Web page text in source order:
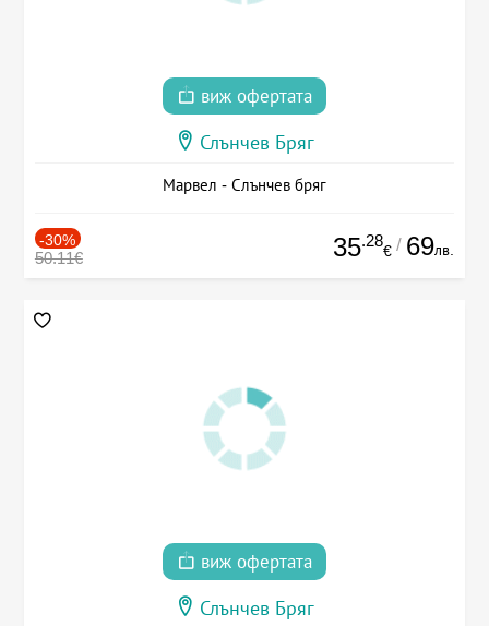
виж офертата
Слънчев Бряг
Марвел - Слънчев бряг
-30%
50.11€ 35.28
€ / 69лв.
виж офертата
Слънчев Бряг